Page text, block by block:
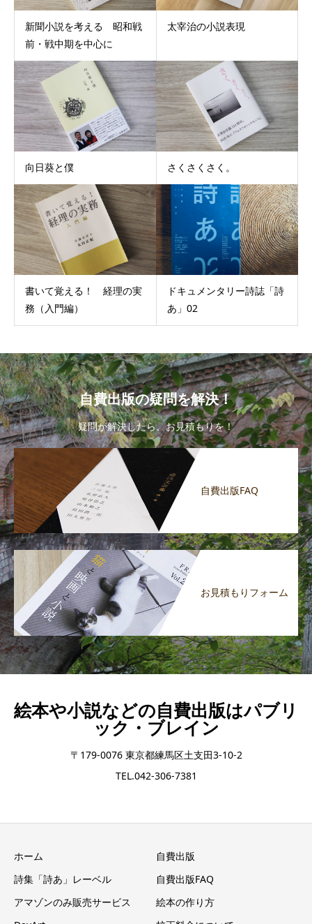
新聞小説を考える 昭和戦
前・戦中期を中心に
太宰治の小説表現
向日葵と僕 さくさくさく。
書いて覚える！ 経理の実
務（入門編）
ドキュメンタリー詩誌「詩
あ」02
自費出版の疑問を解決！
疑問が解決したら、お見積もりを！
自費出版FAQ
お見積もりフォーム
絵本や小説などの自費出版はパブリ
ック・ブレイン
〒179-0076 東京都練馬区土支田3-10-2
TEL.042-306-7381
ホーム
自費出版
詩集「詩あ」レーベル
自費出版FAQ
アマゾンのみ販売サービス
絵本の作り方